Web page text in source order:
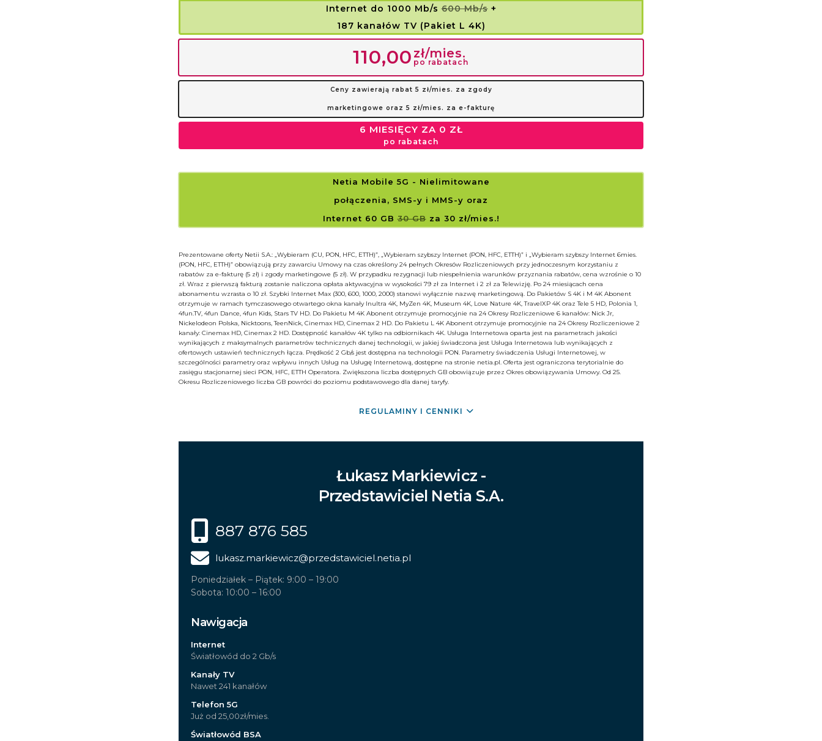
Internet do 1000 Mb/s600 Mb/s+
187 kanałów TV (Pakiet L 4K)
110,00 zł/mies.
po rabatach
Ceny zawierają rabat 5 zł/mies. za zgody
marketingowe oraz 5 zł/mies. za e-fakturę
6 MIESIĘCY ZA 0 ZŁ
po rabatach
Netia Mobile 5G - Nielimitowane
połączenia, SMS-y i MMS-y oraz
Internet 60 GB30 GBza 30 zł/mies.!
Prezentowane oferty Netii S.A.: „Wybieram (CU, PON, HFC, ETTH)”, „Wybieram szybszy Internet (PON, HFC, ETTH)” i „Wybieram szybszy Internet 6mies.
(PON, HFC, ETTH)” obowiązują przy zawarciu Umowy na czas określony 24 pełnych Okresów Rozliczeniowych przy jednoczesnym korzystaniu z
rabatów za e-fakturę (5 zł) i zgody marketingowe (5 zł). W przypadku rezygnacji lub niespełnienia warunków przyznania rabatów, cena wzrośnie o 10
zł. Wraz z pierwszą fakturą zostanie naliczona opłata aktywacyjna w wysokości 79 zł za Internet i 2 zł za Telewizję. Po 24 miesiącach cena
abonamentu wzrasta o 10 zł. Szybki Internet Max (300, 600, 1000, 2000) stanowi wyłącznie nazwę marketingową. Do Pakietów S 4K i M 4K Abonent
otrzymuje w ramach tymczasowego otwartego okna kanały Inultra 4K, MyZen 4K, Museum 4K, Love Nature 4K, TravelXP 4K oraz Tele 5 HD, Polonia 1,
4fun.TV, 4fun Dance, 4fun Kids, Stars TV HD. Do Pakietu M 4K Abonent otrzymuje promocyjnie na 24 Okresy Rozliczeniowe 6 kanałów: Nick Jr,
Nickelodeon Polska, Nicktoons, TeenNick, Cinemax HD, Cinemax 2 HD. Do Pakietu L 4K Abonent otrzymuje promocyjnie na 24 Okresy Rozliczeniowe 2
kanały: Cinemax HD, Cinemax 2 HD. Dostępność kanałów 4K tylko na odbiornikach 4K. Usługa Internetowa oparta jest na parametrach jakości
wynikających z maksymalnych parametrów technicznych danej technologii, w jakiej świadczona jest Usługa Internetowa lub wynikających z
ofertowych ustawień technicznych łącza. Prędkość 2 Gb/s jest dostępna na technologii PON. Parametry świadczenia Usługi Internetowej, w
szczególności parametry oraz wpływu innych Usług na Usługę Internetową, dostępne na stronie netia.pl. Oferta jest ograniczona terytorialnie do
zasięgu stacjonarnej sieci PON, HFC, ETTH Operatora. Zwiększona liczba dostępnych GB obowiązuje przez Okres obowiązywania Umowy. Od 25.
Okresu Rozliczeniowego liczba GB powróci do poziomu podstawowego dla danej taryfy.
REGULAMINY I CENNIKI
Łukasz Markiewicz -
Przedstawiciel Netia S.A.
887 876 585
lukasz.markiewicz@przedstawiciel.netia.pl
Poniedziałek – Piątek: 9:00 – 19:00
Sobota: 10:00 – 16:00
Nawigacja
Internet
Światłowód do 2 Gb/s
Kanały TV
Nawet 241 kanałów
Telefon 5G
Już od 25,00zł/mies.
Światłowód BSA